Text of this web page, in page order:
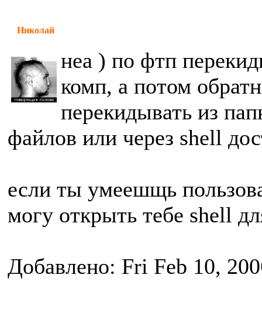
Николай
неа ) по фтп
комп, а потом
перекидывать из
файлов или через shell
если ты умеешщь
могу открыть тебе shell
Добавлено: Fri Feb 10,